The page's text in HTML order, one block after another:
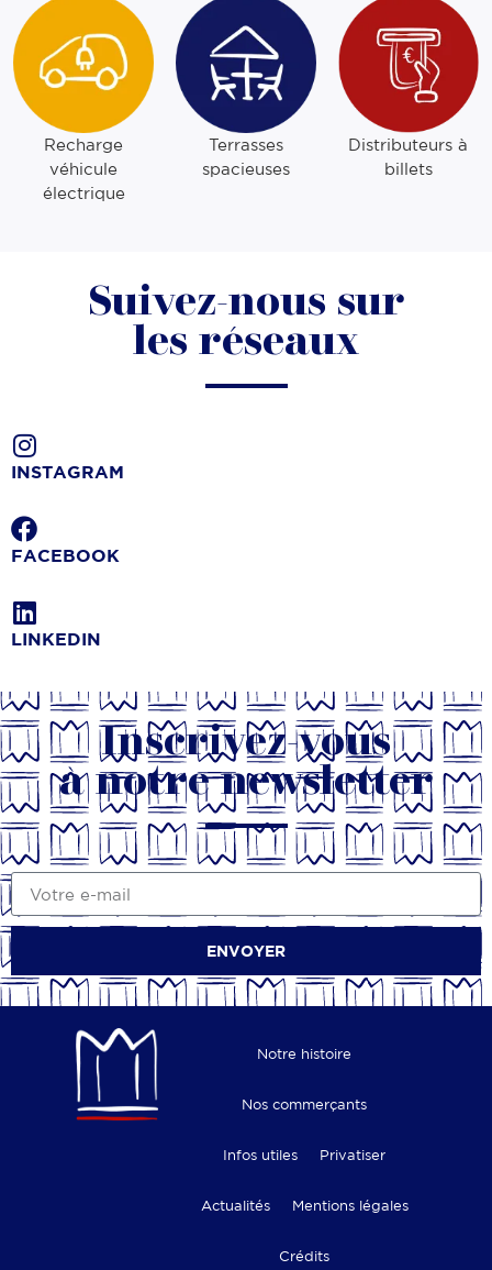
Recharge
véhicule
électrique
Terrasses
spacieuses
Distributeurs à
billets
Suivez-nous sur
les réseaux
INSTAGRAM
FACEBOOK
LINKEDIN
Inscrivez-vous
à notre newsletter
ENVOYER
Notre histoire
Nos commerçants
Infos utiles Privatiser
Actualités Mentions légales
Crédits